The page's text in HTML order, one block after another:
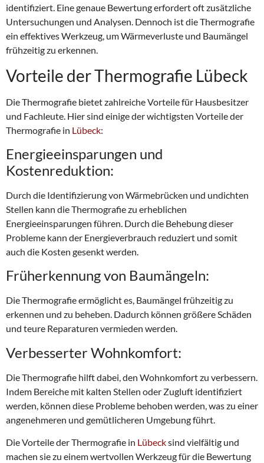
identifiziert. Eine genaue Bewertung erfordert oft zusätzliche
Untersuchungen und Analysen. Dennoch ist die Thermografie
ein effektives Werkzeug, um Wärmeverluste und Baumängel
frühzeitig zu erkennen.
Vorteile der Thermografie Lübeck
Die Thermografie bietet zahlreiche Vorteile für Hausbesitzer
und Fachleute. Hier sind einige der wichtigsten Vorteile der
Thermografie in Lübeck:
Energieeinsparungen und
Kostenreduktion:
Durch die Identifizierung von Wärmebrücken und undichten
Stellen kann die Thermografie zu erheblichen
Energieeinsparungen führen. Durch die Behebung dieser
Probleme kann der Energieverbrauch reduziert und somit
auch die Kosten gesenkt werden.
Früherkennung von Baumängeln:
Die Thermografie ermöglicht es, Baumängel frühzeitig zu
erkennen und zu beheben. Dadurch können größere Schäden
und teure Reparaturen vermieden werden.
Verbesserter Wohnkomfort:
Die Thermografie hilft dabei, den Wohnkomfort zu verbessern.
Indem Bereiche mit kalten Stellen oder Zugluft identifiziert
werden, können diese Probleme behoben werden, was zu einer
angenehmeren und gemütlicheren Umgebung führt.
Die Vorteile der Thermografie in Lübecksind vielfältig und
machen sie zu einem wertvollen Werkzeug für die Bewertung